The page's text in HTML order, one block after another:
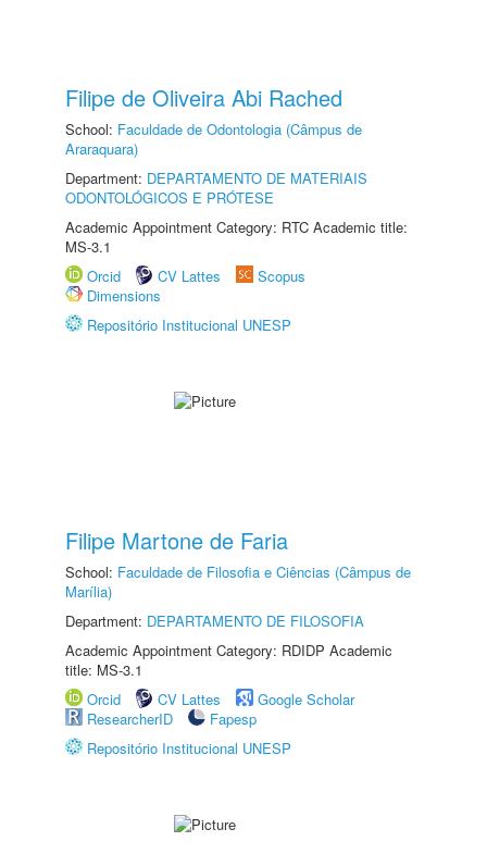
Filipe de Oliveira Abi Rached
School: Faculdade de Odontologia (Câmpus de
Araraquara)
Department: DEPARTAMENTO DE MATERIAIS
ODONTOLÓGICOS E PRÓTESE
Academic Appointment Category: RTC Academic title:
MS-3.1
Orcid
CV Lattes
Scopus
Dimensions
Repositório Institucional UNESP
Filipe Martone de Faria
School: Faculdade de Filosofia e Ciências (Câmpus de
Marília)
Department: DEPARTAMENTO DE FILOSOFIA
Academic Appointment Category: RDIDP Academic
title: MS-3.1
Orcid
CV Lattes
Google Scholar
ResearcherID
Fapesp
Repositório Institucional UNESP